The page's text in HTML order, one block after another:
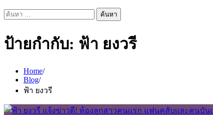
ค้นหา
ป้ายกำกับ: ฟ้า ยงวรี
Home
Blog
ฟ้า ยงวรี